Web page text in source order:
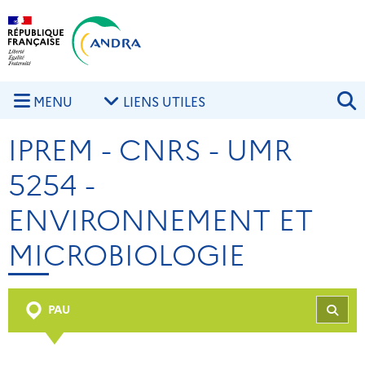
Aller au contenu principal
MENU LIENS UTILES
IPREM - CNRS - UMR
5254 -
ENVIRONNEMENT ET
MICROBIOLOGIE
PAU